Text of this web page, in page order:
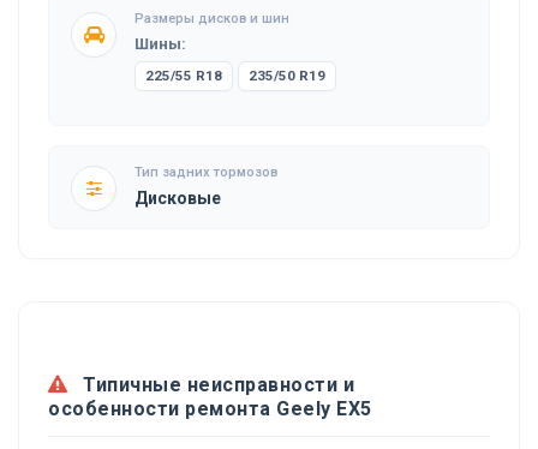
Размеры дисков и шин
Шины:
225/55 R18 235/50 R19
Тип задних тормозов
Дисковые
Типичные неисправности и
особенности ремонта Geely EX5